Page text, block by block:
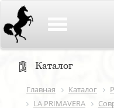
Каталог
Главная Каталог
LA PRIMAVERA